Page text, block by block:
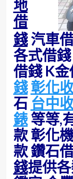
地
借
錢汽車
各式借錢
借錢 K
錢 彰化
石 台中
錶等等,
款 彰化
款 鑽石
錢提供